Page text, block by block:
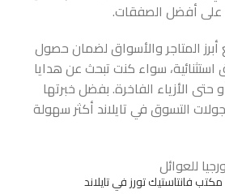
أفضل الصفقات.
أبرز المتاجر والأسواق لضمان حصول
سواء كنت تبحث عن هدايا
حتى الأزياء الفاخرة. بفضل خبرتها
التسوق في تايلاند أكثر سهولة
للعوائل
فانتاستيك تورز في تايلاند